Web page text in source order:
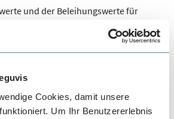
Cookies, damit unsere
Um Ihr Benutzererlebnis
und der Beleihungswerte für
Grundstücke. Sie benötigen ein
das die notwendigen Tabellen,
und Ihnen zeitaufwendiges
Recherche erspart.
liefert Ihnen auf rund 1000 Seiten